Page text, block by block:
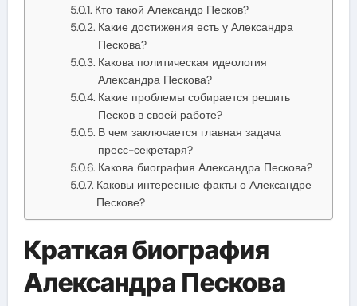
Кто такой Александр Песков?
Какие достижения есть у Александра
Пескова?
Какова политическая идеология
Александра Пескова?
Какие проблемы собирается решить
Песков в своей работе?
В чем заключается главная задача
пресс-секретаря?
Какова биография Александра Пескова?
Каковы интересные факты о Александре
Пескове?
Краткая биография
Александра Пескова